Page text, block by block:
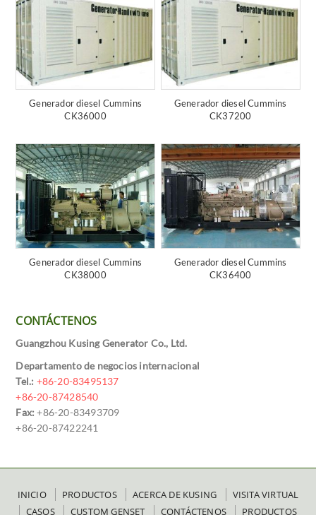
Generador diesel Cummins
CK36000
Generador diesel Cummins
CK37200
Generador diesel Cummins
CK38000
Generador diesel Cummins
CK36400
CONTÁCTENOS
Guangzhou Kusing Generator Co., Ltd.
Departamento de negocios internacional
Tel.: +86-20-83495137
+86-20-87428540
Fax: +86-20-83493709
+86-20-87422241
INICIO PRODUCTOS ACERCA DE KUSING
VISITA VIRTUAL
CASOS
CUSTOM GENSET CONTÁCTENOS PRODUCTOS